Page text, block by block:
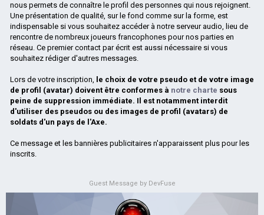
nous permets de connaître le profil des personnes qui nous rejoignent.
Une présentation de qualité, sur le fond comme sur la forme, est
indispensable si vous souhaitez accéder à notre serveur audio, lieu de
rencontre de nombreux joueurs francophones pour nos parties en
réseau. Ce premier contact par écrit est aussi nécessaire si vous
souhaitez rédiger d'autres messages.
Lors de votre inscription, le choix de votre pseudo et de votre image
de profil (avatar) doivent être conformes à notre charte sous
peine de suppression immédiate. Il est notamment interdit
d'utiliser des pseudos ou des images de profil (avatars) de
soldats d'un pays de l'Axe.
Ce message et les bannières publicitaires n'apparaissent plus pour les
inscrits.
Guest Message by DevFuse